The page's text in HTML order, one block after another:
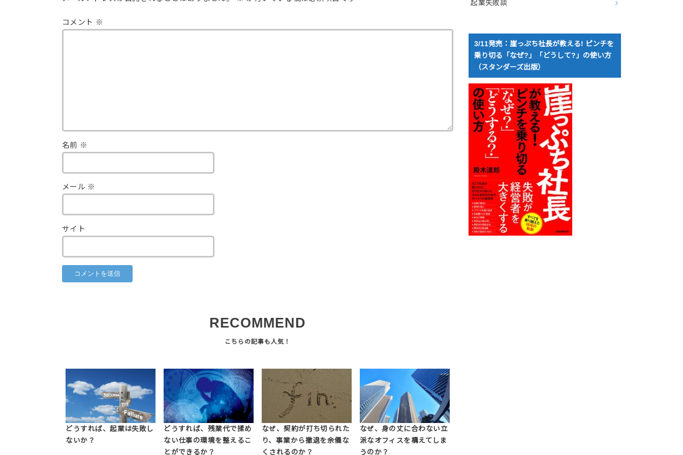
コメント ※
名前 ※
メール ※
サイト
RECOMMEND
どうすれば、起業は失敗し
ないか？
どうすれば、残業代で揉め
ない仕事の環境を整えるこ
とができるか？
なぜ、契約が打ち切られた
り、事業から撤退を余儀な
くされるのか？
なぜ、身の丈に合わない立
派なオフィスを構えてしま
うのか？
起業失敗談
3/11発売：崖っぷち社長が教える! ピンチを
乗り切る「なぜ?」「どうして?」の使い方
（スタンダーズ出版）